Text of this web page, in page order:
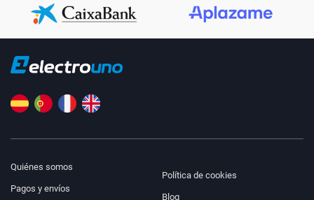
Quiénes somos
Pagos y envíos
Política de cookies
Blog